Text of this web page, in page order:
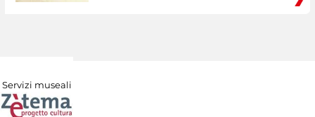
Servizi museali